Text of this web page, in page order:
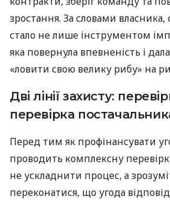
зростання. За словами
стало не лише інструментом
яка повернула впевненість і
«ловити свою велику рибу» на
Дві лінії захисту:
перевірка
Перед тим як профінансувати
проводить комплексну
не ускладнити процес, а
переконатися, що угода